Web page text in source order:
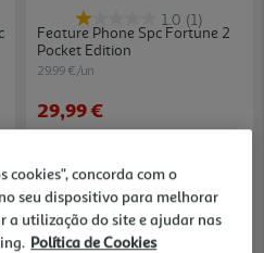
1.0 (1)
Feature Phone Spc Fortune 2
Pocket Edition
29.99 €/un
29,99 €
cookies", concorda com o
seu dispositivo para melhorar
a utilização do site e ajudar nas
Política de Cookies